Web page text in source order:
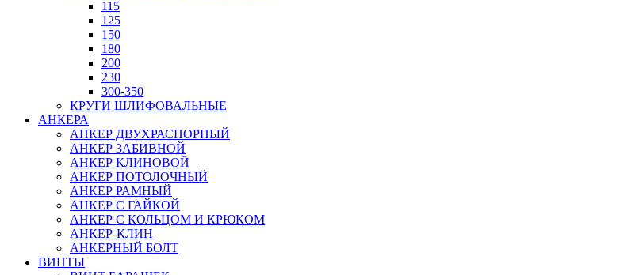
115
125
150
180
200
230
300-350
КРУГИ ШЛИФОВАЛЬНЫЕ
АНКЕРА
АНКЕР ДВУХРАСПОРНЫЙ
АНКЕР ЗАБИВНОЙ
АНКЕР КЛИНОВОЙ
АНКЕР ПОТОЛОЧНЫЙ
АНКЕР РАМНЫЙ
АНКЕР С ГАЙКОЙ
АНКЕР С КОЛЬЦОМ И КРЮКОМ
АНКЕР-КЛИН
АНКЕРНЫЙ БОЛТ
ВИНТЫ